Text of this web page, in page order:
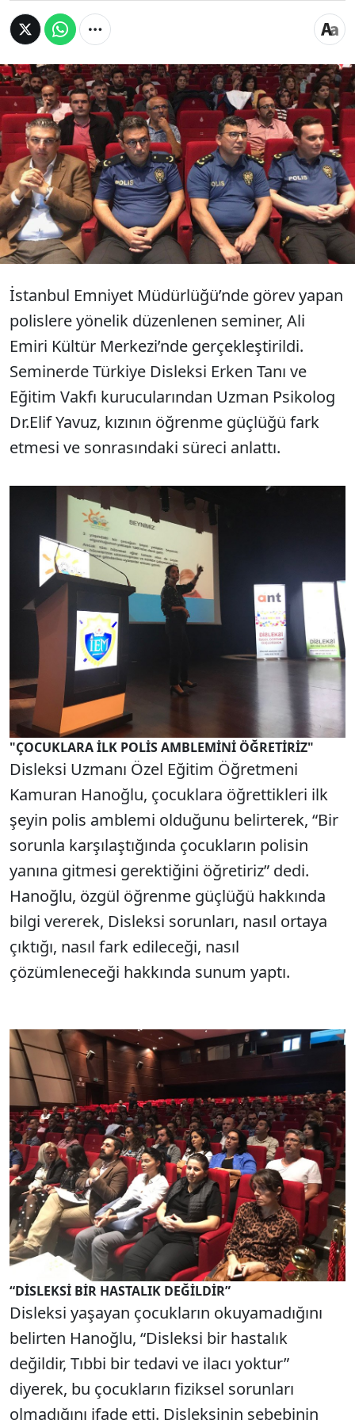
İstanbul Polisi’ne Türkiye Disleksi Erken Tanı ve
Eğitim Vakfı tarafından, çocuklardaki disleksi,
öğrenme güçlüğü, hiperaktivite hakkında
seminer düzenlendi. Seminerde, disleksinin
tanımı, tedavi yöntemlerinin yanısıra özel bir
danışma hattı kurulduğu da aktarıldı.
İstanbul Emniyet Müdürlüğü’nde görev yapan
polislere yönelik düzenlenen seminer, Ali
Emiri Kültür Merkezi’nde gerçekleştirildi.
Seminerde Türkiye Disleksi Erken Tanı ve
Eğitim Vakfı kurucularından Uzman Psikolog
Dr.Elif Yavuz, kızının öğrenme güçlüğü fark
etmesi ve sonrasındaki süreci anlattı.
"ÇOCUKLARA İLK POLİS AMBLEMİNİ ÖĞRETİRİZ"
Disleksi Uzmanı Özel Eğitim Öğretmeni
Kamuran Hanoğlu, çocuklara öğrettikleri ilk
şeyin polis amblemi olduğunu belirterek, “Bir
sorunla karşılaştığında çocukların polisin
yanına gitmesi gerektiğini öğretiriz” dedi.
Hanoğlu, özgül öğrenme güçlüğü hakkında
bilgi vererek, Disleksi sorunları, nasıl ortaya
çıktığı, nasıl fark edileceği, nasıl
çözümleneceği hakkında sunum yaptı.
“DİSLEKSİ BİR HASTALIK DEĞİLDİR”
Disleksi yaşayan çocukların okuyamadığını
belirten Hanoğlu, “Disleksi bir hastalık
değildir, Tıbbi bir tedavi ve ilacı yoktur”
diyerek, bu çocukların fiziksel sorunları
olmadığını ifade etti. Disleksinin sebebinin